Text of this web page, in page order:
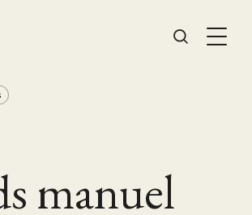
manuel